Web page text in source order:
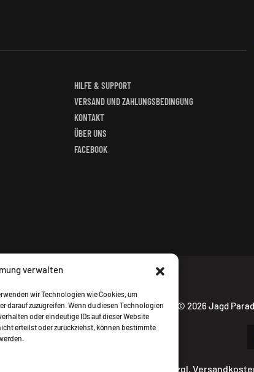
verwalten
wir Technologien wie Cookies, um
darauf zuzugreifen. Wenn du diesen Technologien
oder eindeutige IDs auf dieser Website
erteilst oder zurückziehst, können bestimmte
HILFE & SUPPORT
VERSAND UND ZAHLUNGSBEDINGUNG
KONTAKT
ÜBER UNS
FACEBOOK
© 2026Jagd
Alle Preise inkl. gesetzl. Mehrwertsteuer zzgl.